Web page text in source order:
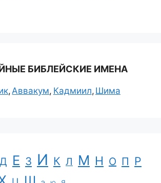
БИБЛЕЙСКИЕ ИМЕНА
Аввакум Кадмиил Шима
Д Е З И К Л М Н О П Р